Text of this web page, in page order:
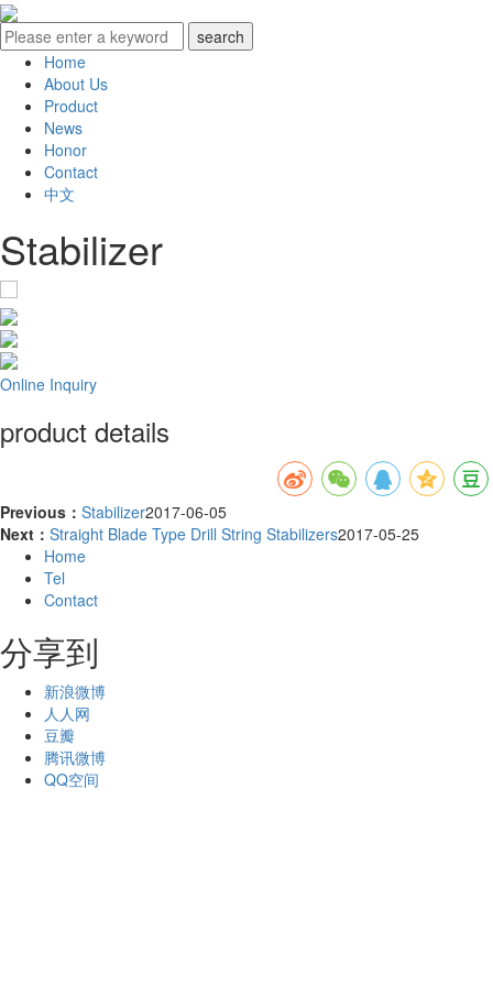
Home
About Us
Product
News
Honor
Contact
中文
Stabilizer
Online Inquiry
product details
Previous： Stabilizer2017-06-05
Next： Straight Blade Type Drill String Stabilizers2017-05-25
Home
Tel
Contact
分享到
新浪微博
人人网
豆瓣
腾讯微博
QQ空间